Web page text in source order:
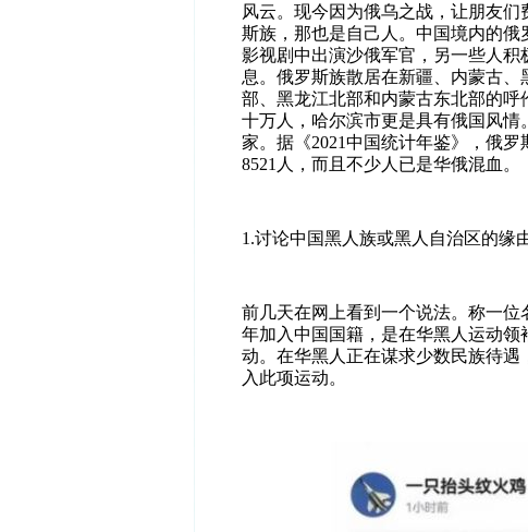
风云。现今因为俄乌之战，让朋友
斯族，那也是自己人。中国境内的
影视剧中出演沙俄军官，另一些人
息。俄罗斯族散居在新疆、内蒙古
部、黑龙江北部和内蒙古东北部的
十万人，哈尔滨市更是具有俄国风
家。据《2021中国统计年鉴》，俄罗
8521人，而且不少人已是华俄混血。
1.讨论中国黑人族或黑人自治区的缘
前几天在网上看到一个说法。称一位
年加入中国国籍，是在华黑人运动
动。在华黑人正在谋求少数民族待
入此项运动。